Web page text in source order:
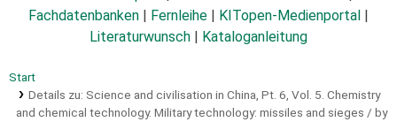
Fachdatenbanken
Fernleihe KITopen-Medienportal
Literaturwunsch
Kataloganleitung
Start
Details zu: Science and civilisation in China, Pt. 6, Vol. 5. Chemistry
and chemical technology. Military technology: missiles and sieges / by